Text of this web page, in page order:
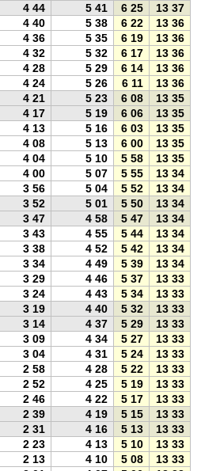
4 44 5 41 6 25 13 37
4 40 5 38 6 22 13 36
4 36 5 35 6 19 13 36
4 32 5 32 6 17 13 36
4 28 5 29 6 14 13 36
4 24 5 26 6 11 13 36
4 21 5 23 6 08 13 35
4 17 5 19 6 06 13 35
4 13 5 16 6 03 13 35
4 08 5 13 6 00 13 35
4 04 5 10 5 58 13 35
4 00 5 07 5 55 13 34
3 56 5 04 5 52 13 34
3 52 5 01 5 50 13 34
3 47 4 58 5 47 13 34
3 43 4 55 5 44 13 34
3 38 4 52 5 42 13 34
3 34 4 49 5 39 13 34
3 29 4 46 5 37 13 33
3 24 4 43 5 34 13 33
3 19 4 40 5 32 13 33
3 14 4 37 5 29 13 33
3 09 4 34 5 27 13 33
3 04 4 31 5 24 13 33
2 58 4 28 5 22 13 33
2 52 4 25 5 19 13 33
2 46 4 22 5 17 13 33
2 39 4 19 5 15 13 33
2 31 4 16 5 13 13 33
2 23 4 13 5 10 13 33
2 13 4 10 5 08 13 33